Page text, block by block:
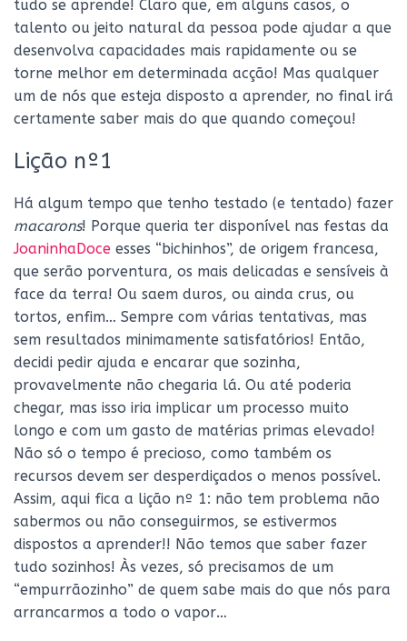
tudo se aprende! Claro que, em alguns casos, o
talento ou jeito natural da pessoa pode ajudar a que
desenvolva capacidades mais rapidamente ou se
torne melhor em determinada acção! Mas qualquer
um de nós que esteja disposto a aprender, no final irá
certamente saber mais do que quando começou!
Lição nº1
Há algum tempo que tenho testado (e tentado) fazer
macarons! Porque queria ter disponível nas festas da
JoaninhaDoce esses “bichinhos”, de origem francesa,
que serão porventura, os mais delicadas e sensíveis à
face da terra! Ou saem duros, ou ainda crus, ou
tortos, enfim… Sempre com várias tentativas, mas
sem resultados minimamente satisfatórios! Então,
decidi pedir ajuda e encarar que sozinha,
provavelmente não chegaria lá. Ou até poderia
chegar, mas isso iria implicar um processo muito
longo e com um gasto de matérias primas elevado!
Não só o tempo é precioso, como também os
recursos devem ser desperdiçados o menos possível.
Assim, aqui fica a lição nº 1: não tem problema não
sabermos ou não conseguirmos, se estivermos
dispostos a aprender!! Não temos que saber fazer
tudo sozinhos! Às vezes, só precisamos de um
“empurrãozinho” de quem sabe mais do que nós para
arrancarmos a todo o vapor…